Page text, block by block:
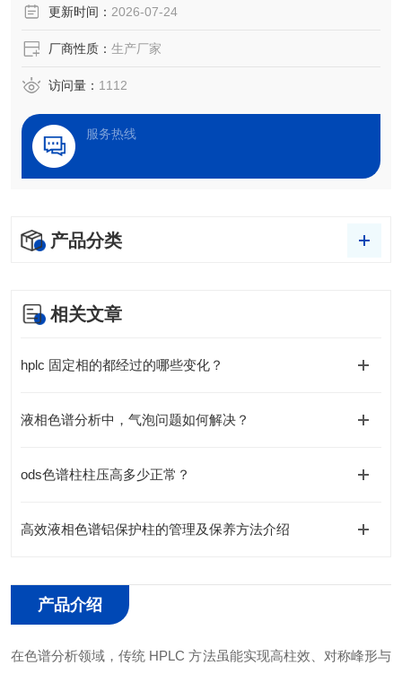
更新时间： 2026-07-24
厂商性质： 生产厂家
访问量： 1112
服务热线
产品分类
相关文章
hplc 固定相的都经过的哪些变化？
液相色谱分析中，气泡问题如何解决？
ods色谱柱柱压高多少正常？
高效液相色谱铝保护柱的管理及保养方法介绍
产品介绍
在色谱分析领域，传统 HPLC 方法虽能实现高柱效、对称峰形与